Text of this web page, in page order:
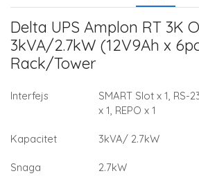
Delta UPS Amplon RT 3K
3kVA/2.7kW (12V9Ah x
Rack/Tower
Interfejs
SMART Slot x 1, RS-
x 1, REPO x 1
Kapacitet 3kVA/ 2.7kW
Snaga 2.7kW